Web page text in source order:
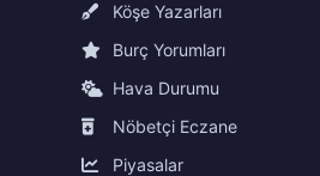
Köşe Yazarları
Burç Yorumları
Hava Durumu
Nöbetçi Eczane
Piyasalar